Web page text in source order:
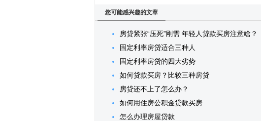
您可能感兴趣的文章
房贷紧张“压死”刚需 年轻人贷款买房注意啥？
固定利率房贷适合三种人
固定利率房贷的四大劣势
如何贷款买房？比较三种房贷
房贷还不上了怎么办？
如何用住房公积金贷款买房
怎么办理房屋贷款